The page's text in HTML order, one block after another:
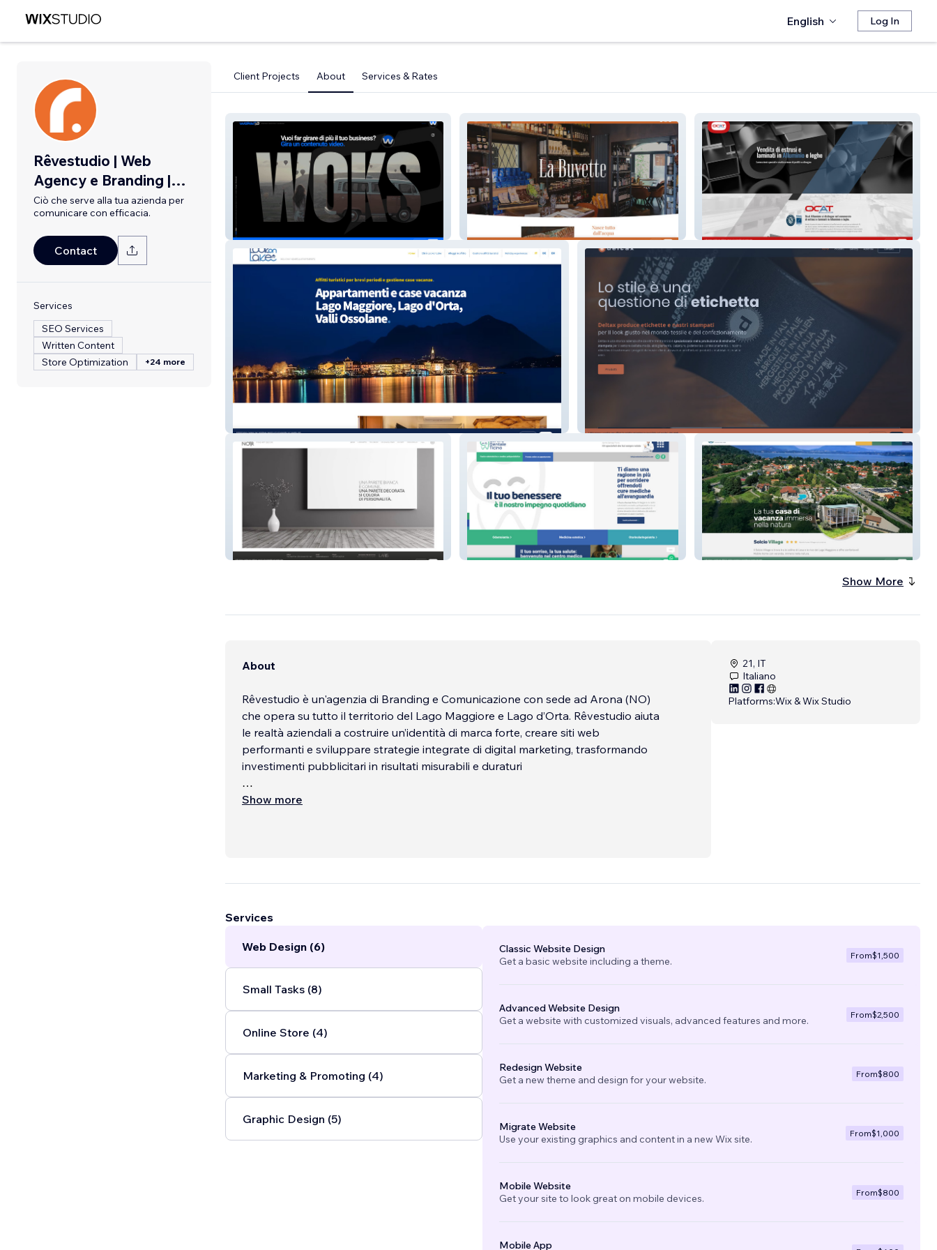
English Log In
Rêvestudio | Web
Agency e Branding |
Lago Maggiore
Ciò che serve alla tua azienda per
comunicare con efficacia.
Contact
Services
SEO Services
Written Content
Store Optimization
+24 more
Client Projects About Services & Rates
La Buvette Ocat Alluminio
Lapisnoir CentroDentaleTicino Solcio Village
Show More
About
Rêvestudio è un'agenzia di Branding e Comunicazione con sede ad Arona (NO)
che opera su tutto il territorio del Lago Maggiore e Lago d’Orta. Rêvestudio aiuta
le realtà aziendali a costruire un’identità di marca forte, creare siti web
performanti e sviluppare strategie integrate di digital marketing, trasformando
investimenti pubblicitari in risultati misurabili e duraturi
Rêvestudio è specializzata nella realizzazione di siti Web, Packaging, Branding,
esperti nella realizzazione di siti web creati con la piattaforma WIX che integrati
dare maggiore visibilità alle Aziende migliorando reputazione e posizionamento
nelle ricerche Google....
Show more
21, IT
Italiano
Platforms:Wix & Wix Studio
Services
Web Design (6)
Small Tasks (8)
Online Store (4)
Marketing & Promoting (4)
Graphic Design (5)
Classic Website Design
Get a basic website including a theme.
From$1,500
Advanced Website Design
Get a website with customized visuals, advanced features and more.
From$2,500
Redesign Website
Get a new theme and design for your website.
From$800
Migrate Website
Use your existing graphics and content in a new Wix site.
From$1,000
Mobile Website
Get your site to look great on mobile devices.
From$800
Mobile App